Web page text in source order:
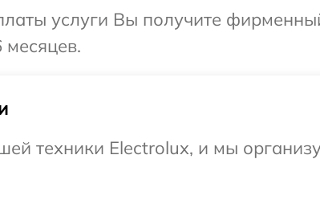
услуги Вы получите
месяцев.
техники Electrolux, и мы